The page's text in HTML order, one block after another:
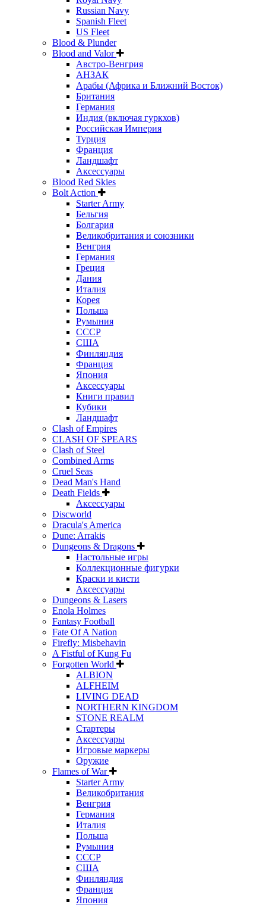
Russian Navy
Spanish Fleet
US Fleet
Blood & Plunder
Blood and Valor
Австро-Венгрия
АНЗАК
Арабы (Африка и Ближний Восток)
Британия
Германия
Индия (включая гуркхов)
Российская Империя
Турция
Франция
Ландшафт
Аксессуары
Blood Red Skies
Bolt Action
Starter Army
Бельгия
Болгария
Великобритания и союзники
Венгрия
Германия
Греция
Дания
Италия
Корея
Польша
Румыния
СССР
США
Финляндия
Франция
Япония
Аксессуары
Книги правил
Кубики
Ландшафт
Clash of Empires
CLASH OF SPEARS
Clash of Steel
Combined Arms
Cruel Seas
Dead Man's Hand
Death Fields
Аксессуары
Discworld
Dracula's America
Dune: Arrakis
Dungeons & Dragons
Настольные игры
Коллекционные фигурки
Краски и кисти
Аксессуары
Dungeons & Lasers
Enola Holmes
Fantasy Football
Fate Of A Nation
Firefly: Misbehavin
A Fistful of Kung Fu
Forgotten World
ALBION
ALFHEIM
LIVING DEAD
NORTHERN KINGDOM
STONE REALM
Стартеры
Аксессуары
Игровые маркеры
Оружие
Flames of War
Starter Army
Великобритания
Венгрия
Германия
Италия
Польша
Румыния
СССР
США
Финляндия
Франция
Япония